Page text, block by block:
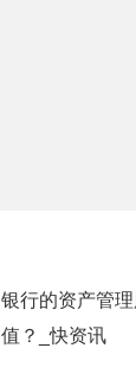
银行的资产管
值？_快资讯